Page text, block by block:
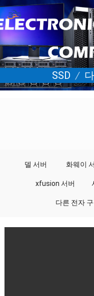
SSD /
델 서버 화웨이
xfusion 서버
다른 전자